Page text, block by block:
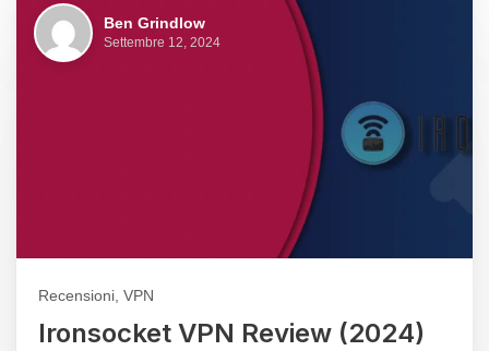
Ben Grindlow
Settembre 12, 2024
Recensioni, VPN
Ironsocket VPN Review (2024)